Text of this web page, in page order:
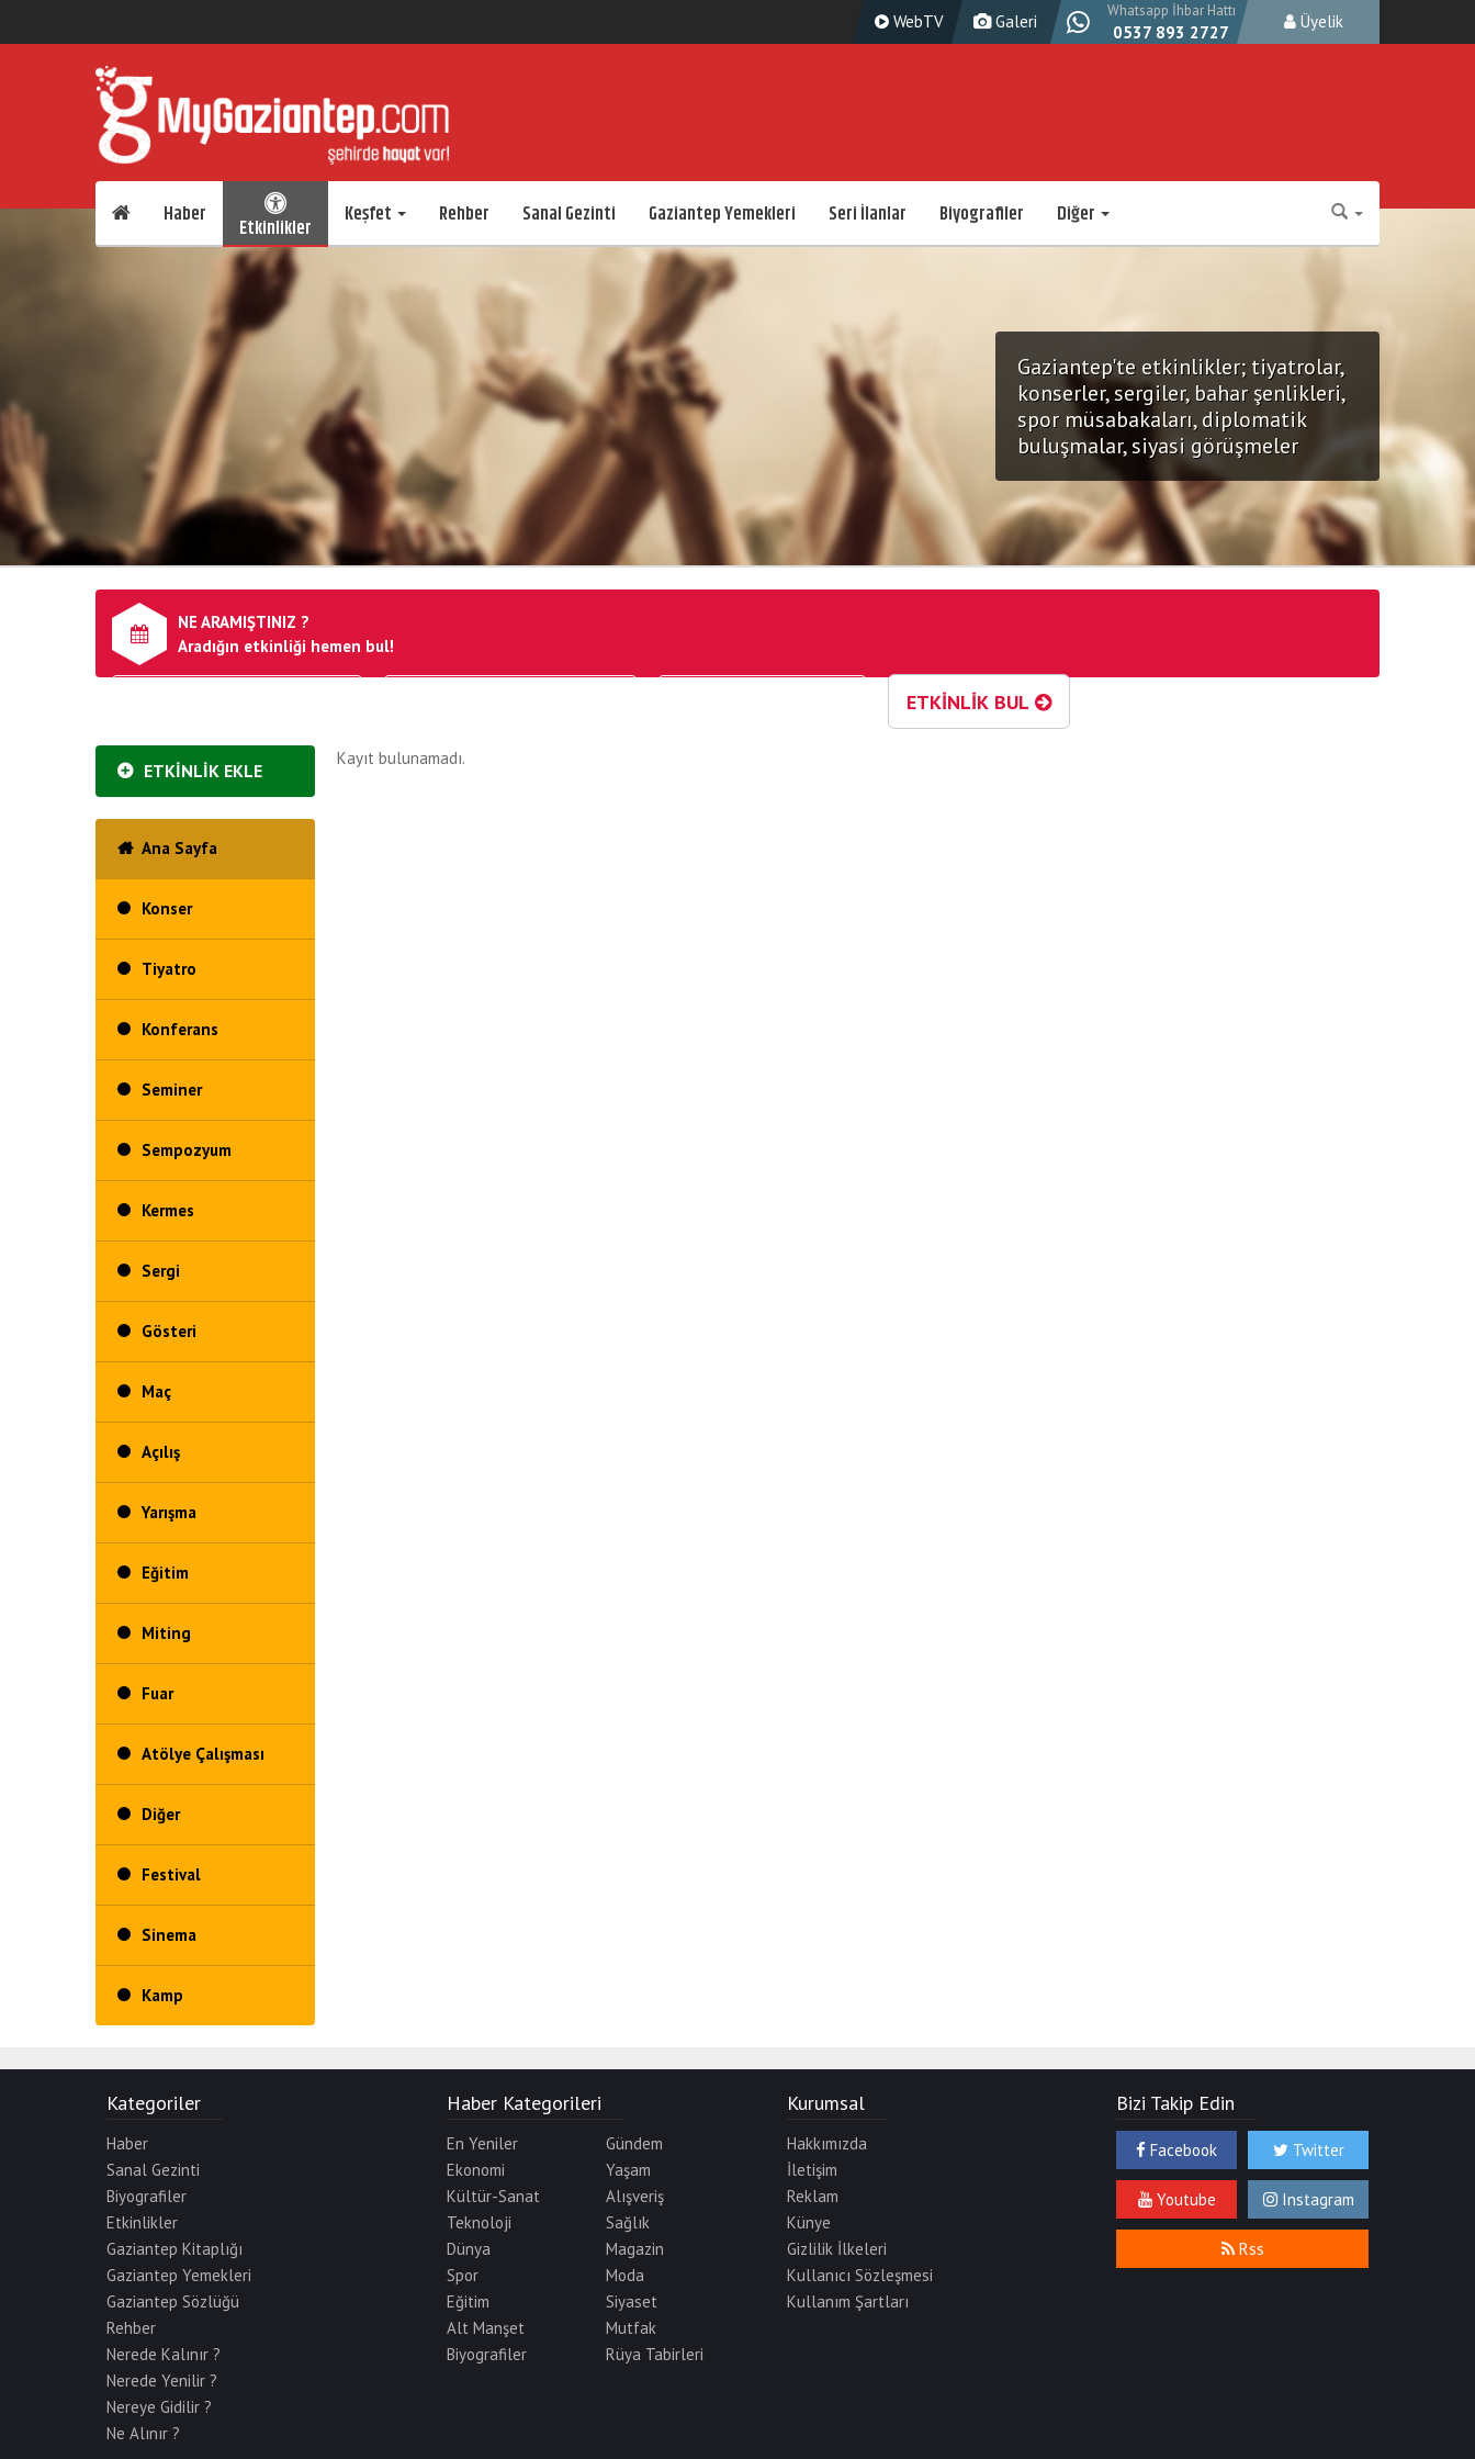
WebTV Galeri
Whatsapp İhbar Hattı
0537 893 2727
Üyelik
Haber Etkinlikler Keşfet Rehber Sanal Gezinti Gaziantep Yemekleri Seri İlanlar Biyografiler Diğer
Gaziantep'te etkinlikler; tiyatrolar,
konserler, sergiler, bahar şenlikleri,
spor müsabakaları, diplomatik
buluşmalar, siyasi görüşmeler
NE ARAMIŞTINIZ ?
Aradığın etkinliği hemen bul!
ETKİNLİK BUL
ETKİNLİK EKLE
Ana Sayfa
Konser
Tiyatro
Konferans
Seminer
Sempozyum
Kermes
Sergi
Gösteri
Maç
Açılış
Yarışma
Eğitim
Miting
Fuar
Atölye Çalışması
Diğer
Festival
Sinema
Kamp
Kayıt bulunamadı.
Kategoriler
Haber
Sanal Gezinti
Biyografiler
Etkinlikler
Gaziantep Kitaplığı
Gaziantep Yemekleri
Gaziantep Sözlüğü
Rehber
Nerede Kalınır ?
Nerede Yenilir ?
Nereye Gidilir ?
Ne Alınır ?
Haber Kategorileri
En Yeniler
Gündem
Ekonomi
Yaşam
Kültür-Sanat
Alışveriş
Teknoloji
Sağlık
Dünya
Magazin
Spor
Moda
Eğitim
Siyaset
Alt Manşet
Mutfak
Biyografiler
Rüya Tabirleri
Kurumsal
Hakkımızda
İletişim
Reklam
Künye
Gizlilik İlkeleri
Kullanıcı Sözleşmesi
Kullanım Şartları
Bizi Takip Edin
Facebook Twitter
Youtube Instagram
Rss